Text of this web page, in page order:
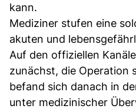
kann.
Mediziner stufen eine
akuten und
Auf den offiziellen
zunächst, die Operation
befand sich danach in
unter medizinischer